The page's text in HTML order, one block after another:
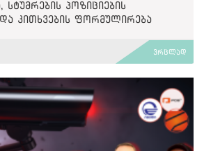
სტუმრების პოზიციების
და კითხვების ფორმულირება
ვრცლად